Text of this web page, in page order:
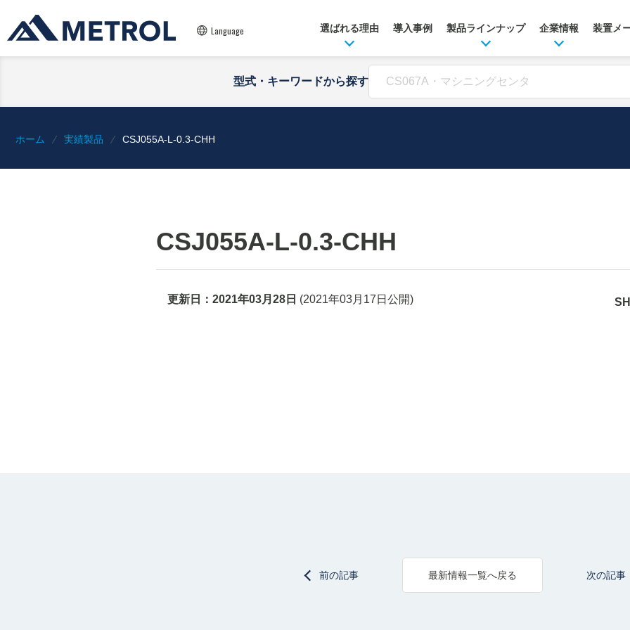
Language 選ばれる理由 導入事例 製品ラインナップ 企業情報 装置メ
型式・キーワードから探す
ホーム 実績製品 CSJ055A-L-0.3-CHH
CSJ055A-L-0.3-CHH
更新日： 2021年03月28日 (2021年03月17日 公開)
前の記事 最新情報一覧へ戻る 次の記事